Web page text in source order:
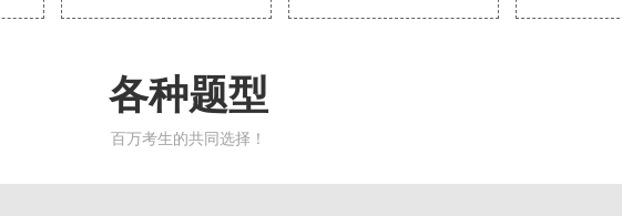
各种题型
百万考生的共同选择！